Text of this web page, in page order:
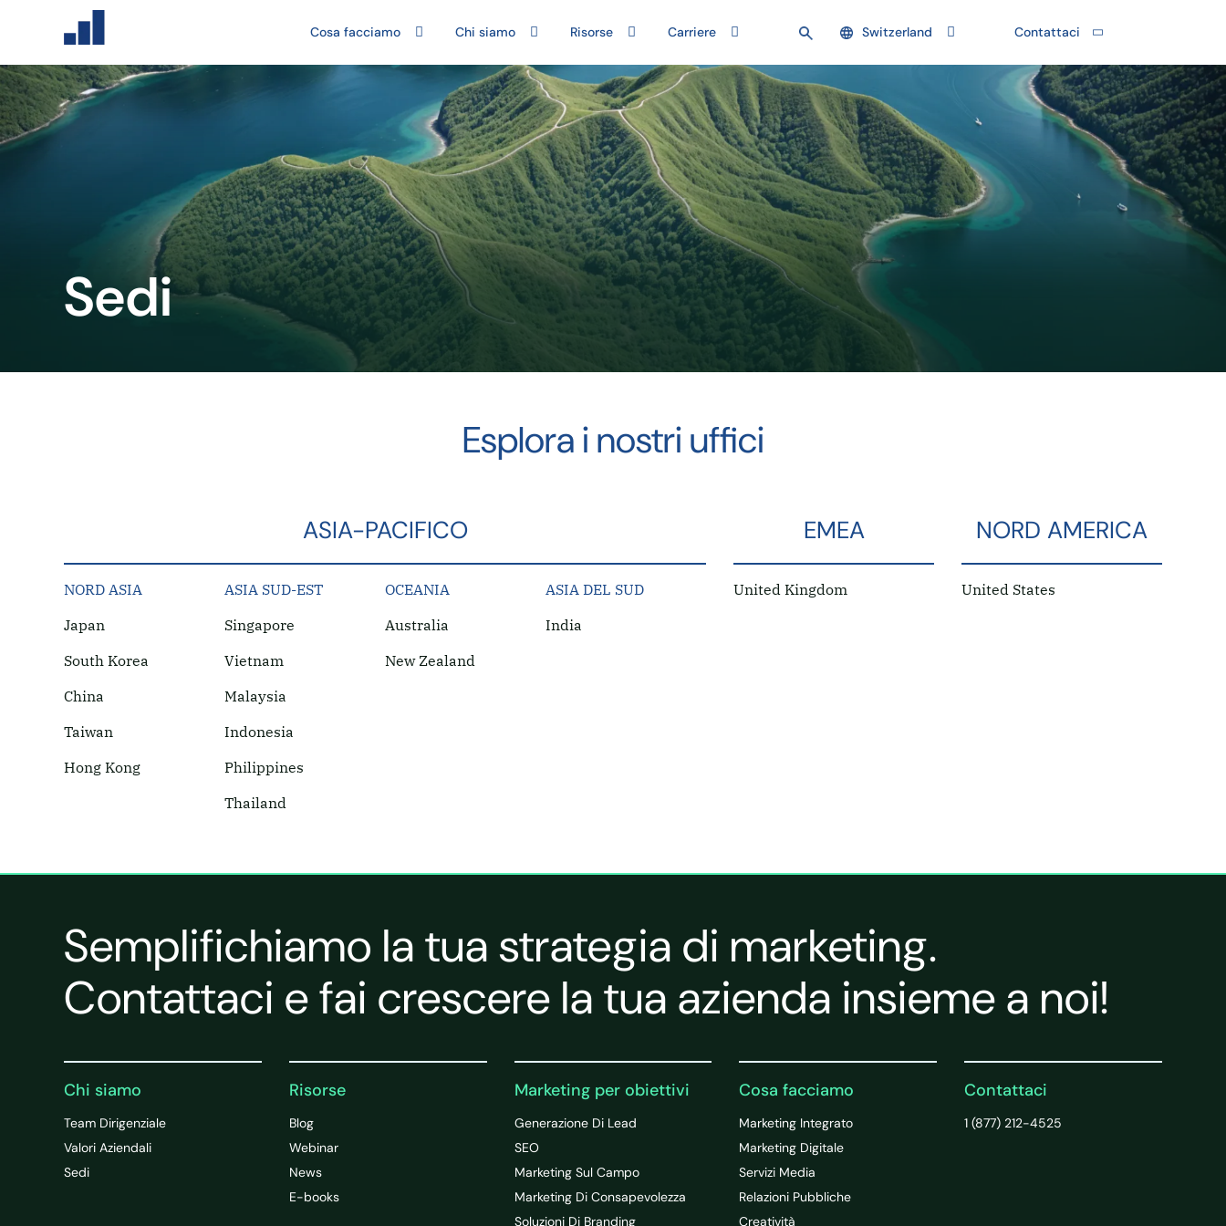
Cosa facciamo Chi siamo Risorse Carriere Switzerland Contattaci
Sedi
Esplora i nostri uffici
ASIA-PACIFICO
NORD ASIA
Japan
South Korea
China
Taiwan
Hong Kong
ASIA SUD-EST
Singapore
Vietnam
Malaysia
Indonesia
Philippines
Thailand
OCEANIA
Australia
New Zealand
ASIA DEL SUD
India
EMEA
United Kingdom
NORD AMERICA
United States
Semplifichiamo la tua strategia di marketing.
Contattaci e fai crescere la tua azienda insieme a noi!
Chi siamo
Team Dirigenziale
Valori Aziendali
Sedi
Risorse
Blog
Webinar
News
E-books
Marketing per obiettivi
Generazione Di Lead
SEO
Marketing Sul Campo
Marketing Di Consapevolezza
Soluzioni Di Branding
Cosa facciamo
Marketing Integrato
Marketing Digitale
Servizi Media
Relazioni Pubbliche
Creatività
Contattaci
1 (877) 212-4525